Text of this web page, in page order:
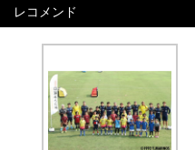
レコメンド